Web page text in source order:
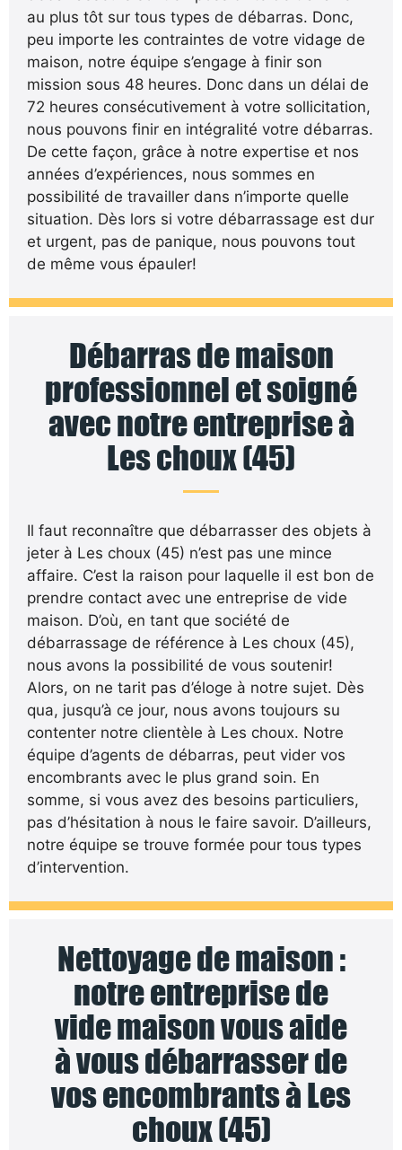
au plus tôt sur tous types de débarras. Donc,
peu importe les contraintes de votre vidage de
maison, notre équipe s’engage à finir son
mission sous 48 heures. Donc dans un délai de
72 heures consécutivement à votre sollicitation,
nous pouvons finir en intégralité votre débarras.
De cette façon, grâce à notre expertise et nos
années d’expériences, nous sommes en
possibilité de travailler dans n’importe quelle
situation. Dès lors si votre débarrassage est dur
et urgent, pas de panique, nous pouvons tout
de même vous épauler!
Débarras de maison
professionnel et soigné
avec notre entreprise à
Les choux (45)
Il faut reconnaître que débarrasser des objets à
jeter à Les choux (45) n’est pas une mince
affaire. C’est la raison pour laquelle il est bon de
prendre contact avec une entreprise de vide
maison. D’où, en tant que société de
débarrassage de référence à Les choux (45),
nous avons la possibilité de vous soutenir!
Alors, on ne tarit pas d’éloge à notre sujet. Dès
qua, jusqu’à ce jour, nous avons toujours su
contenter notre clientèle à Les choux. Notre
équipe d’agents de débarras, peut vider vos
encombrants avec le plus grand soin. En
somme, si vous avez des besoins particuliers,
pas d’hésitation à nous le faire savoir. D’ailleurs,
notre équipe se trouve formée pour tous types
d’intervention.
Nettoyage de maison :
notre entreprise de
vide maison vous aide
à vous débarrasser de
vos encombrants à Les
choux (45)